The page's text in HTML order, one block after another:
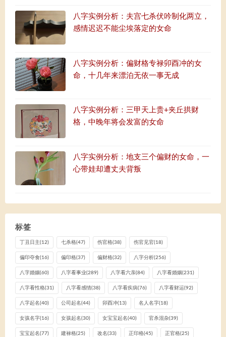
八字实例分析：夫宫七杀伏吟制化两立，
感情迟迟不能尘埃落定的女命
八字实例分析：偏财格专禄卯酉冲的女
命，十几年来漂泊无依一事无成
八字实例分析：三甲天上贵+夹丘拱财
格，中晚年将会发富的女命
八字实例分析：地支三个偏财的女命，一
心带娃却遭丈夫背叛
标签
丁丑日主(12) 七杀格(47) 伤官格(38) 伤官见官(18)
偏印夺食(16) 偏印格(37) 偏财格(32) 八字分析(256)
八字婚姻(60) 八字看事业(289) 八字看六亲(84) 八字看婚姻(231)
八字看性格(31) 八字看感情(38) 八字看疾病(76) 八字看财运(92)
八字起名(40) 公司起名(44) 卯酉冲(13) 名人名字(18)
女孩名字(16) 女孩起名(30) 女宝宝起名(40) 官杀混杂(39)
宝宝起名(77) 建禄格(25) 改名(33) 正印格(45) 正官格(25)